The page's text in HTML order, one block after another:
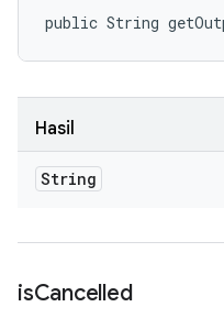
public String
Hasil
String
isCancelled